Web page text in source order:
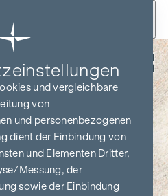
und vergleichbare
von
und personenbezogenen
dient der Einbindung von
und Elementen Dritter,
Messung, der
sowie der Einbindung